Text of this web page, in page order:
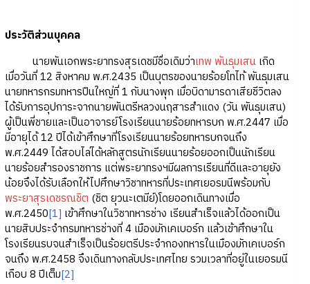
ประวัติส่วนบุคคล
นายพันเอกพระยาทรงสุรเดชมีชื่อเดิมว่าเทพ พันธุมเสนเกิด
เมื่อวันที่ 12 สิงหาคม พ.ศ.2435 เป็นบุตรของนายร้อยโทไท้ พันธุมเสน
นายทหารกรมทหารปืนใหญ่ที่ 1 กับนางพุก เมื่อบิดามารดาเสียชีวิตลง
ได้รับการอุปการะจากนายพันตรีหลวงนฤสารสำแดง (วัน พันธุมเสน)
ผู้เป็นพี่ชายและเป็นอาจารย์โรงเรียนนายร้อยทหารบก พ.ศ.2447 เมื่อ
มีอายุได้ 12 ปีได้เข้าศึกษาที่โรงเรียนนายร้อยทหารบกจนถึง
พ.ศ.2449 ได้สอบไล่ได้หลักสูตรนักเรียนนายร้อยออกเป็นนักเรียน
นายร้อยสำรองราชการ แต่พระยาทรงฯมีผลการเรียนที่ดีและอายุยัง
น้อยจึงได้รับเลือกให้ไปศึกษาวิชาทหารที่ประเทศเยอรมนีพร้อมกับ
พระยาสุรเดชรณชิต (ชิต ยุวนะเตมีย์)โดยออกเดินทางเมื่อ
พ.ศ.2450[1] เข้าศึกษาในวิชาทหารช่าง เรียนสำเร็จแล้วได้ออกเป็น
นายสิบประจำกรมทหารช่างที่ 4 เมืองมักเคเบอร์ก แล้วเข้าศึกษาใน
โรงเรียนรบจนสำเร็จเป็นร้อยตรีประจำกองทหารในเมืองมักเคเบอร์ก
จนถึง พ.ศ.2458 จึงเดินทางกลับประเทศไทย รวมเวลาที่อยู่ในเยอรมนี
เกือบ 8 ปีเต็ม[2]